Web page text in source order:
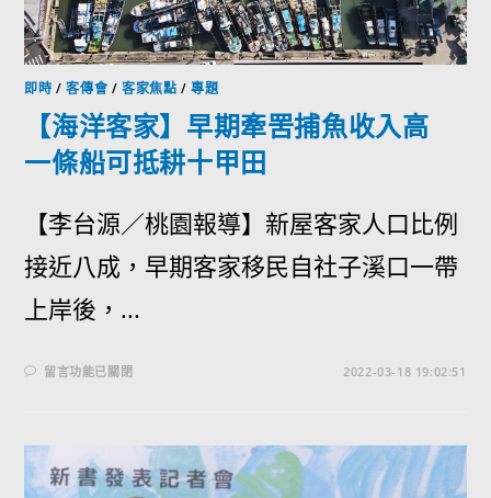
即時 /客傳會/客家焦點 /專題
【海洋客家】早期牽罟捕魚收入高
一條船可抵耕十甲田
【李台源／桃園報導】新屋客家人口比例
接近八成，早期客家移民自社子溪口一帶
上岸後，...
留言功能已關閉 2022-03-18 19:02:51